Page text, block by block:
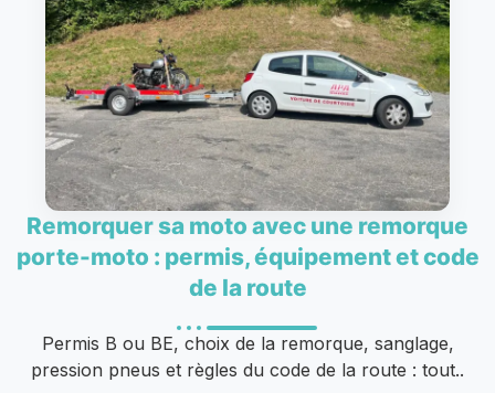
Remorquer sa moto avec une remorque
porte-moto : permis, équipement et code
de la route
Permis B ou BE, choix de la remorque, sanglage,
pression pneus et règles du code de la route : tout..